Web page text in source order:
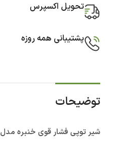
تحویل اکسپرس
پشتیبانی همه روزه
توضیحات
شیر توپی فشار قوی خنبره مدل 06 2007